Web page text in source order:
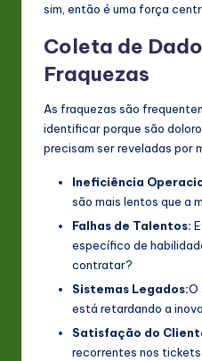
sim, então é uma força
Coleta de
Fraquezas
As fraquezas são
identificar porque são
precisam ser reveladas por
Ineficiência
são mais lentos que a
Falhas de Talentos:
específico de
contratar?
Sistemas Legados:O
está retardando a
Satisfação do
recorrentes nos